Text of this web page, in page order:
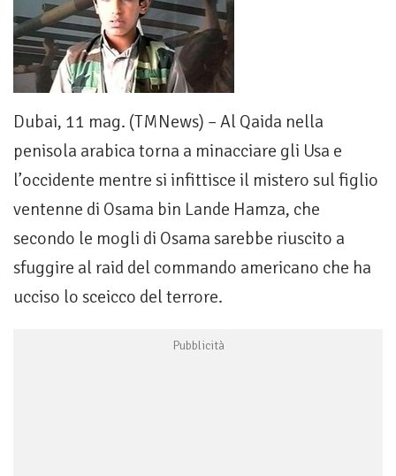
Dubai, 11 mag. (TMNews) – Al Qaida nella
penisola arabica torna a minacciare gli Usa e
l’occidente mentre si infittisce il mistero sul figlio
ventenne di Osama bin Lande Hamza, che
secondo le mogli di Osama sarebbe riuscito a
sfuggire al raid del commando americano che ha
ucciso lo sceicco del terrore.